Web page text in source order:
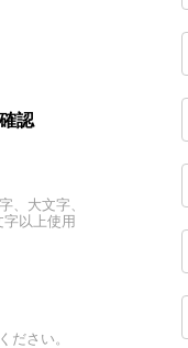
認
、大文字、
以上使用
ださい。